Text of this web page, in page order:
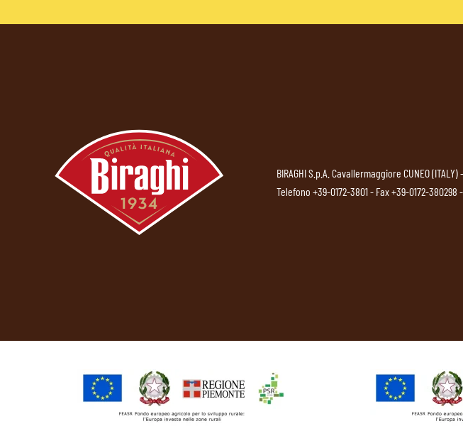
BIRAGHI S.p.A. Cavallermaggiore CUNEO
Telefono +39-0172-3801- Fax +39-0172-380298